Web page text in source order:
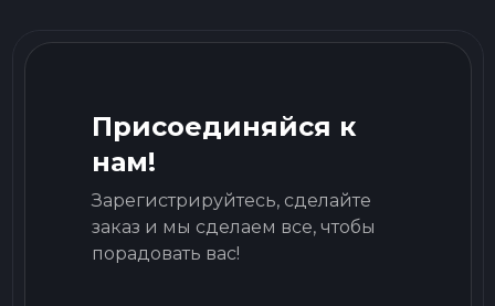
Присоединяйся к
нам!
Зарегистрируйтесь, сделайте
заказ и мы сделаем все, чтобы
порадовать вас!